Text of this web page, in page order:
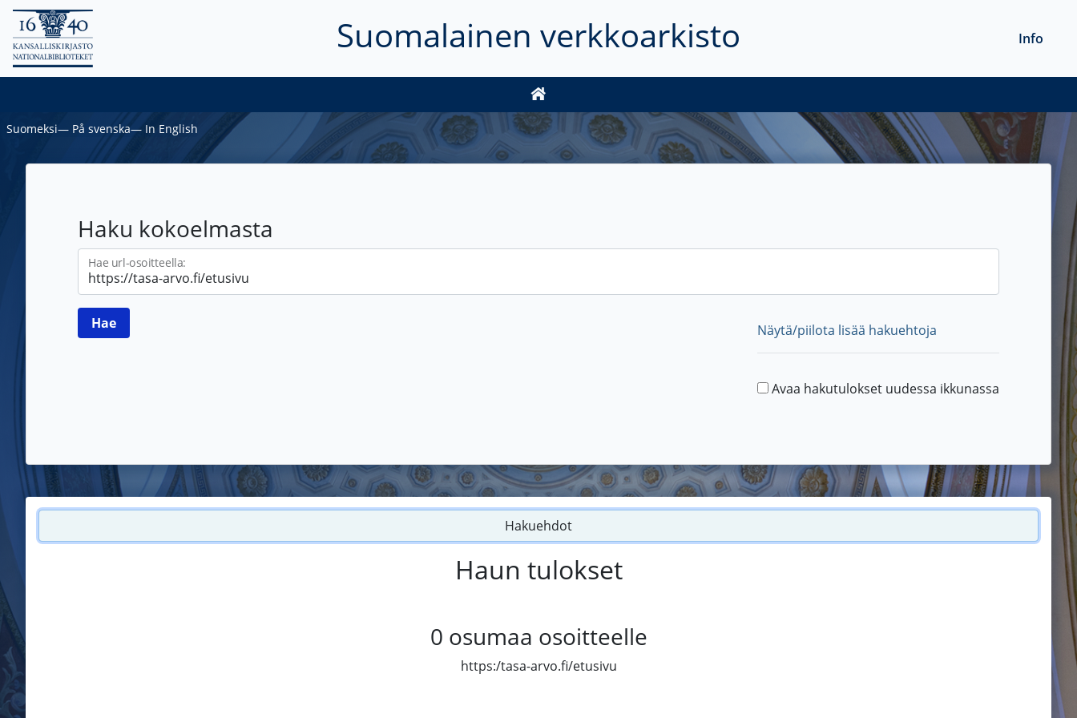
Suomalainen verkkoarkisto Info
Suomeksi― På svenska― In English
Haku kokoelmasta
Hae url-osoitteella:
Näytä/piilota lisää hakuehtoja
Avaa hakutulokset uudessa ikkunassa
Hakuehdot
Haun tulokset
0 osumaa osoitteelle
https:/tasa-arvo.fi/etusivu